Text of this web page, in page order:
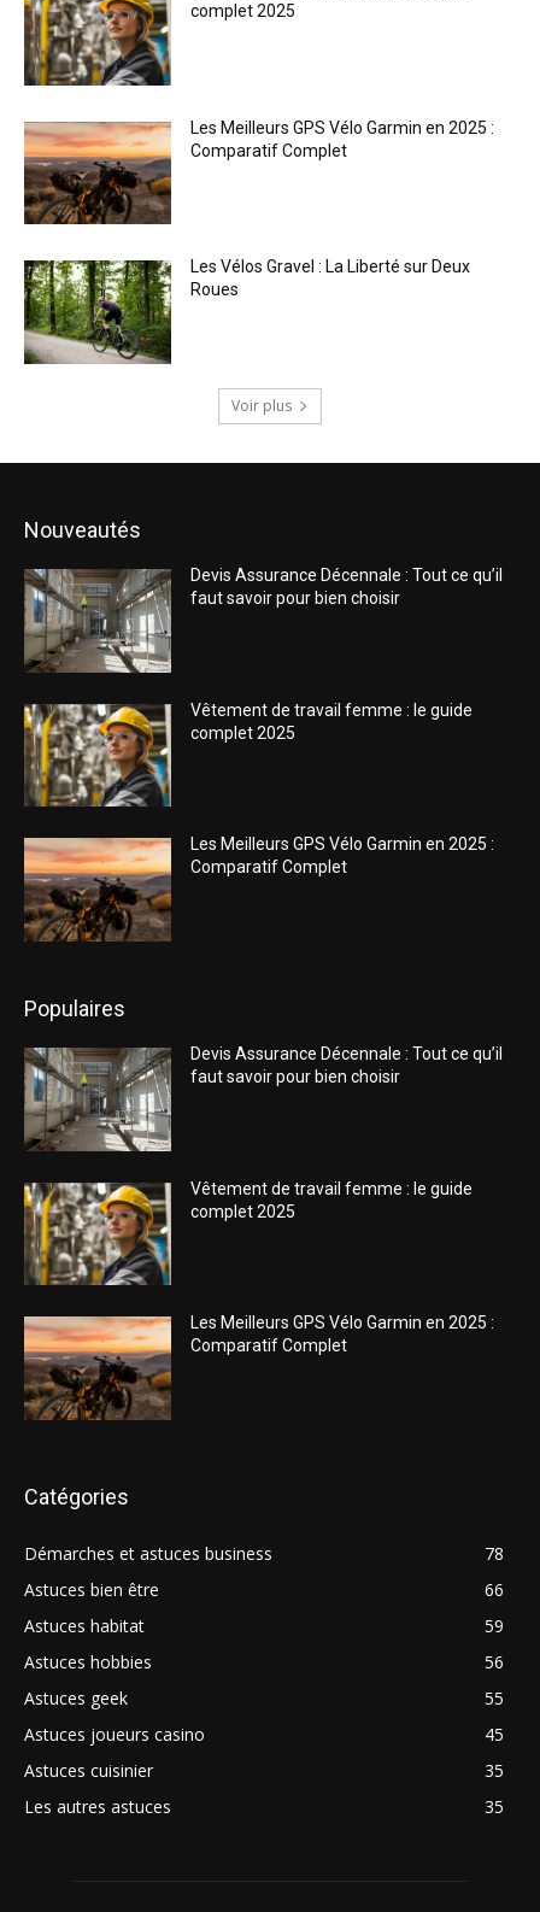
complet 2025
Les Meilleurs GPS Vélo Garmin en 2025 :
Comparatif Complet
Les Vélos Gravel : La Liberté sur Deux
Roues
Voir plus
Nouveautés
Devis Assurance Décennale : Tout ce qu’il
faut savoir pour bien choisir
Vêtement de travail femme : le guide
complet 2025
Les Meilleurs GPS Vélo Garmin en 2025 :
Comparatif Complet
Populaires
Devis Assurance Décennale : Tout ce qu’il
faut savoir pour bien choisir
Vêtement de travail femme : le guide
complet 2025
Les Meilleurs GPS Vélo Garmin en 2025 :
Comparatif Complet
Catégories
Démarches et astuces business
78
Astuces bien être
66
Astuces habitat
59
Astuces hobbies
56
Astuces geek
55
Astuces joueurs casino
45
Astuces cuisinier
35
Les autres astuces
35